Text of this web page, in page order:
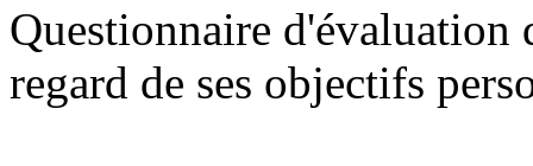
Questionnaire d'évaluation
regard de ses objectifs